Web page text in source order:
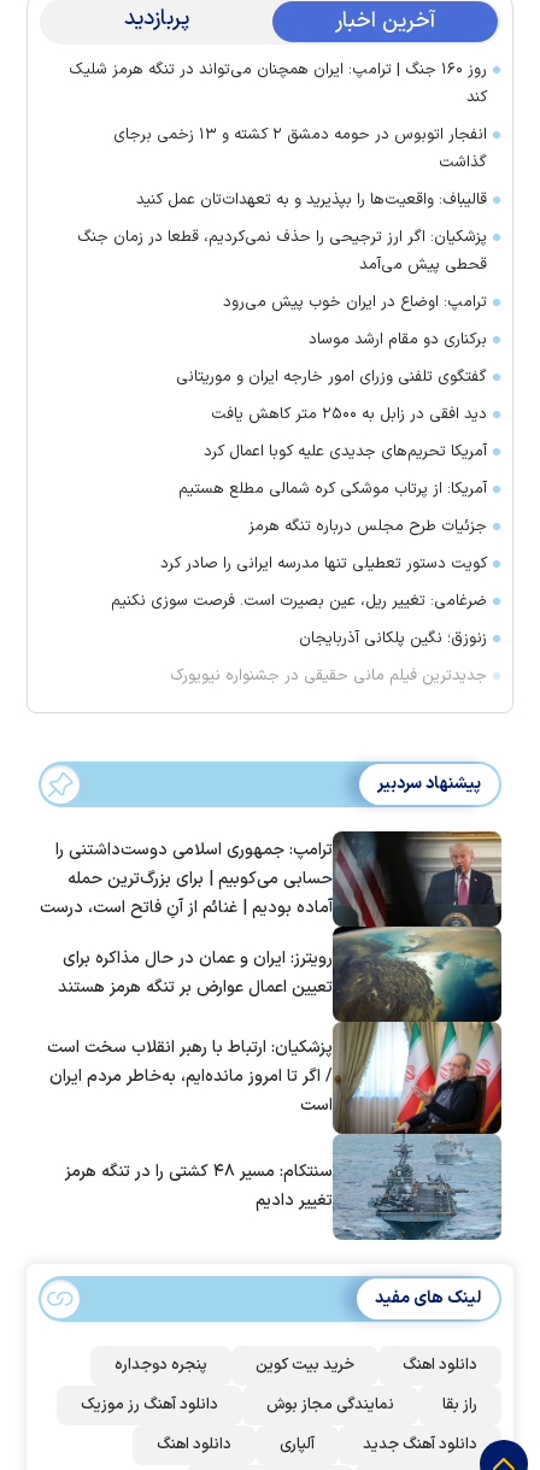
آخرین اخبار پربازدید
روز ۱۶۰ جنگ | ترامپ: ایران همچنان می‌تواند در تنگه هرمز شلیک
کند
انفجار اتوبوس در حومه دمشق ۲ کشته و ۱۳ زخمی برجای
گذاشت
قالیباف: واقعیت‌ها را بپذیرید و به تعهدات‌تان عمل کنید
پزشکیان: اگر ارز ترجیحی را حذف نمی‌کردیم، قطعا در زمان جنگ
قحطی پیش می‌آمد
ترامپ: اوضاع در ایران خوب پیش می‌رود
برکناری دو مقام ارشد موساد
گفتگوی تلفنی وزرای امور خارجه ایران و موریتانی
دید افقی در زابل به ۲۵۰۰ متر کاهش یافت
آمریکا تحریم‌های جدیدی علیه کوبا اعمال کرد
آمریکا: از پرتاب موشکی کره شمالی مطلع هستیم
جزئیات طرح مجلس درباره تنگه هرمز
کویت دستور تعطیلی تنها مدرسه ایرانی را صادر کرد
ضرغامی: تغییر ریل، عین بصیرت است. فرصت سوزی نکنیم
زنوزق؛ نگین پلکانی آذربایجان
جدیدترین فیلم مانی حقیقی در جشنواره نیویورک
پیشنهاد سردبیر
ترامپ: جمهوری اسلامی دوست‌داشتنی را
حسابی می‌کوبیم | برای بزرگ‌ترین حمله
آماده بودیم | غنائم از آنِ فاتح است، درست
رویترز: ایران و عمان در حال مذاکره برای
تعیین اعمال عوارض بر تنگه هرمز هستند
پزشکیان: ارتباط با رهبر انقلاب سخت است
/ اگر تا امروز مانده‌ایم، به‌خاطر مردم ایران
است
سنتکام: مسیر ۴۸ کشتی را در تنگه هرمز
تغییر دادیم
لینک های مفید
دانلود اهنگ خرید بیت کوین
پنجره دوجداره
راز بقا
نمایندگی مجاز بوش
دانلود آهنگ رز‌ موزیک
دانلود آهنگ جدید
آلپاری دانلود اهنگ